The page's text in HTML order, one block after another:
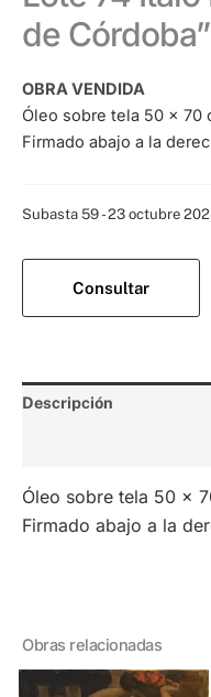
de
OBRA VENDIDA
Óleo sobre tela 50 x 70
Firmado abajo a la
Subasta 59 - 23 octubre
Consultar
Descripción
Óleo sobre tela 50 x
Firmado abajo a la
Obras relacionadas